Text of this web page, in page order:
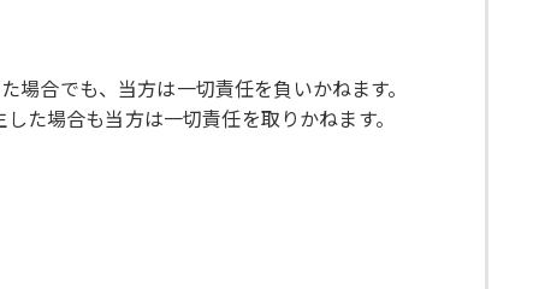
合でも、当方は一切責任を負いかねます。
た場合も当方は一切責任を取りかねます。